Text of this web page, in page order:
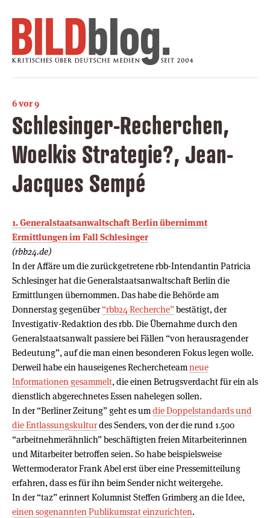
6 vor 9
Schlesinger-Recherchen,
Woelkis Strategie?, Jean-
Jacques Sempé
1. Generalstaatsanwaltschaft Berlin übernimmt
Ermittlungen im Fall Schlesinger
(rbb24.de)
In der Affäre um die zurückgetretene rbb-Intendantin Patricia
Schlesinger hat die Generalstaatsanwaltschaft Berlin die
Ermittlungen übernommen. Das habe die Behörde am
Donnerstag gegenüber“rbb24 Recherche”bestätigt, der
Investigativ-Redaktion des rbb. Die Übernahme durch den
Generalstaatsanwalt passiere bei Fällen “von herausragender
Bedeutung”, auf die man einen besonderen Fokus legen wolle.
Derweil habe ein hauseigenes Rechercheteamneue
Informationen gesammelt, die einen Betrugsverdacht für ein als
dienstlich abgerechnetes Essen nahelegen sollen.
In der “Berliner Zeitung” geht es umdie Doppelstandards und
die Entlassungskulturdes Senders, von der die rund 1.500
“arbeitnehmerähnlich” beschäftigten freien Mitarbeiterinnen
und Mitarbeiter betroffen seien. So habe beispielsweise
Wettermoderator Frank Abel erst über eine Pressemitteilung
erfahren, dass es für ihn beim Sender nicht weitergehe.
In der “taz” erinnert Kolumnist Steffen Grimberg an die Idee,
einen sogenannten Publikumsrat einzurichten.